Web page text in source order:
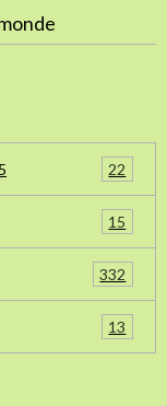
22
15
332
13